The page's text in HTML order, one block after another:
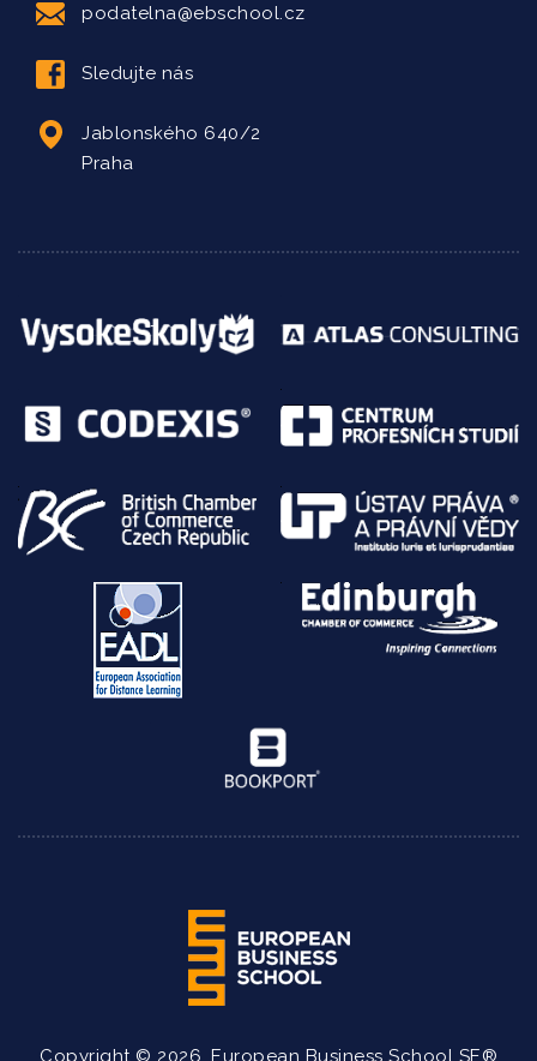
podatelna@ebschool.cz
Sledujte nás
Jablonského 640/2
Praha
Copyright © 2026, European Business School SE®